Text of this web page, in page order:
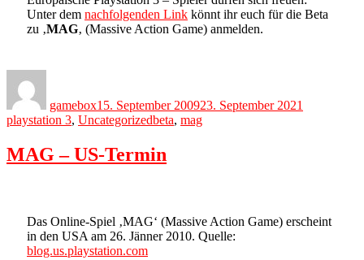
Unter dem nachfolgenden Link könnt ihr euch für die Beta
zu ‚MAG‚ (Massive Action Game) anmelden.
gamebox15. September 200923. September 2021
playstation 3, UncategorizedTags
beta, mag
MAG – US-Termin
Das Online-Spiel ‚MAG‘ (Massive Action Game) erscheint
in den USA am 26. Jänner 2010. Quelle:
blog.us.playstation.com